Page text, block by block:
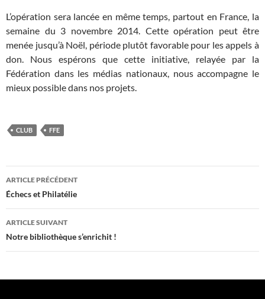
L’opération sera lancée en même temps, partout en France, la
semaine du 3 novembre 2014. Cette opération peut être
menée jusqu’à Noël, période plutôt favorable pour les appels à
don. Nous espérons que cette initiative, relayée par la
Fédération dans les médias nationaux, nous accompagne le
mieux possible dans nos projets.
CLUB FFE
Navigation
des
articles
ARTICLE PRÉCÉDENT
Échecs et Philatélie
ARTICLE SUIVANT
Notre bibliothèque s’enrichit !